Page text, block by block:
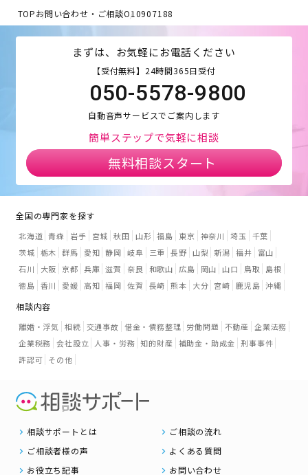
TOPお問い合わせ・ご相談O10907188
まずは、お気軽にお電話ください
【受付無料】24時間365日受付
050-5578-9800
自動音声サービスでご案内します
簡単ステップで気軽に相談
無料相談スタート
全国の専門家を探す
北海道 青森 岩手 宮城 秋田 山形 福島 東京 神奈川 埼玉
千葉
茨城 栃木 群馬 愛知 静岡 岐阜 三重 長野 山梨 新潟 福井
富山
石川
大阪 京都 兵庫 滋賀 奈良 和歌山 広島 岡山 山口 鳥取
島根
徳島 香川 愛媛 高知 福岡 佐賀 長崎 熊本 大分 宮崎 鹿児島 沖縄
相談内容
離婚・浮気 相続 交通事故 借金・債務整理 労働問題 不動産 企業法務
企業税務 会社設立 人事・労務 知的財産 補助金・助成金 刑事事件
許認可 その他
相談サポートとは
ご相談の流れ
ご相談者様の声
よくある質問
お役立ち記事
お問い合わせ